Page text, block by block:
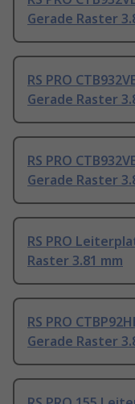
Gerade Raster
RS PRO
Gerade Raster
RS PRO
Gerade Raster
RS PRO
Raster 3.81 mm
RS PRO
Gerade Raster